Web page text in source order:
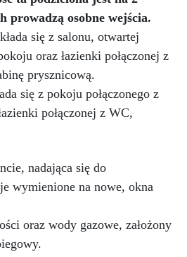
prowadzą osobne wejścia.
się z salonu, otwartej
oraz łazienki połączonej z
prysznicową.
się z pokoju połączonego z
połączonej z WC,
nadająca się do
wymienione na nowe, okna
oraz wody gazowe, założony